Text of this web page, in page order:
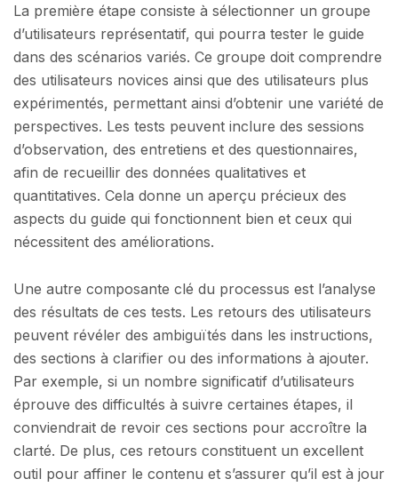
La première étape consiste à sélectionner un groupe
d’utilisateurs représentatif, qui pourra tester le guide
dans des scénarios variés. Ce groupe doit comprendre
des utilisateurs novices ainsi que des utilisateurs plus
expérimentés, permettant ainsi d’obtenir une variété de
perspectives. Les tests peuvent inclure des sessions
d’observation, des entretiens et des questionnaires,
afin de recueillir des données qualitatives et
quantitatives. Cela donne un aperçu précieux des
aspects du guide qui fonctionnent bien et ceux qui
nécessitent des améliorations.
Une autre composante clé du processus est l’analyse
des résultats de ces tests. Les retours des utilisateurs
peuvent révéler des ambiguïtés dans les instructions,
des sections à clarifier ou des informations à ajouter.
Par exemple, si un nombre significatif d’utilisateurs
éprouve des difficultés à suivre certaines étapes, il
conviendrait de revoir ces sections pour accroître la
clarté. De plus, ces retours constituent un excellent
outil pour affiner le contenu et s’assurer qu’il est à jour